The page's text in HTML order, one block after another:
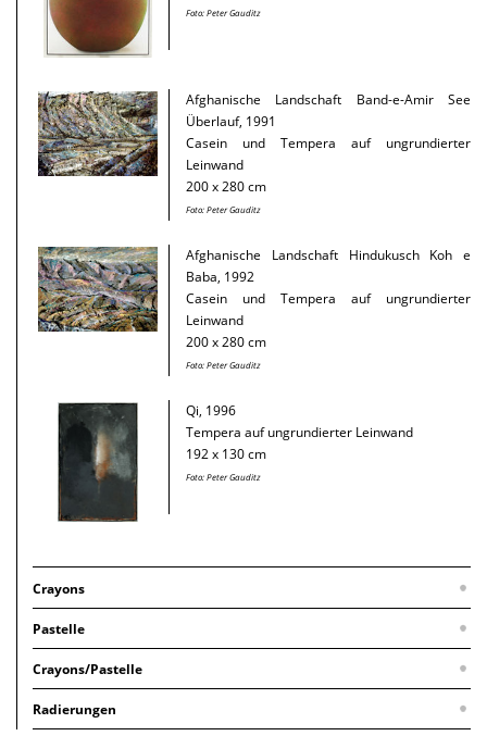
Foto: Peter Gauditz
Afghanische Landschaft Band-e-Amir See
Überlauf, 1991
Casein und Tempera auf ungrundierter
Leinwand
200 x 280 cm
Foto: Peter Gauditz
Afghanische Landschaft Hindukusch Koh e
Baba, 1992
Casein und Tempera auf ungrundierter
Leinwand
200 x 280 cm
Foto: Peter Gauditz
Qi, 1996
Tempera auf ungrundierter Leinwand
192 x 130 cm
Foto: Peter Gauditz
Crayons
Afghanistan Shar-i-Sohak Bamiyan, 2007
74 x 52 cm
Pastelle
Murnau, 1996
Crayons/Pastelle
Pleione X.9, 2013/2014
Radierungen